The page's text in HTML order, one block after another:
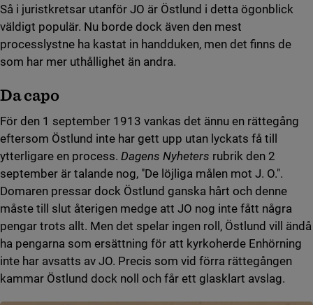
Så i juristkretsar utanför JO är Östlund i detta ögonblick
väldigt populär. Nu borde dock även den mest
processlystne ha kastat in handduken, men det finns de
som har mer uthållighet än andra.
Da capo
För den 1 september 1913 vankas det ännu en rättegång
eftersom Östlund inte har gett upp utan lyckats få till
ytterligare en process. Dagens Nyheters rubrik den 2
september är talande nog, "De löjliga målen mot J. O.".
Domaren pressar dock Östlund ganska hårt och denne
måste till slut återigen medge att JO nog inte fått några
pengar trots allt. Men det spelar ingen roll, Östlund vill ändå
ha pengarna som ersättning för att kyrkoherde Enhörning
inte har avsatts av JO. Precis som vid förra rättegången
kammar Östlund dock noll och får ett glasklart avslag.